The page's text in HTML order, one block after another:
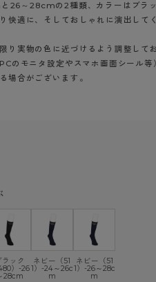
26～28cmの2種類、カラーはブラッ
快適に、そしておしゃれに演出して
り実物の色に近づけるよう調整して
のモニタ設定やスマホ画面シール等
場合がございます。
ラック
480）-26
28cm
ネビー（51
1）-24～26c
m
ネビー（51
1）-26～28c
m